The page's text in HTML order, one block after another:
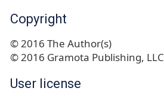
Copyright
© 2016 The Author(s)
© 2016 Gramota Publishing, LLC
User license